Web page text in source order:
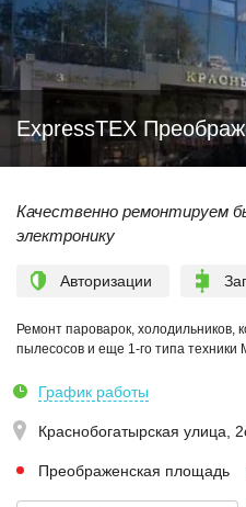
ExpressTEX
Качественно ремонтируем
электронику
Авторизации
Ремонт пароварок,
пылесосов и еще 1-го типа техники
График работы
Краснобогатырская улица,
Преображенская площадь